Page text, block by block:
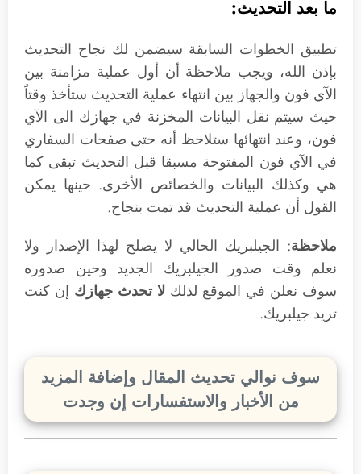
ما بعد التحديث:
تطبيق الخطوات السابقة سيضمن لك نجاح التحديث
بإذن الله، ويجب ملاحظة أن أول عملية مزامنة بين
الآي فون والجهاز بين انتهاء عملية التحديث ستأخذ وقتاً
حيث سيتم نقل البيانات المخزنة في جهازك الى الآي
فون، وعند انتهائها ستلاحظ أنه حتى صفحات السفاري
في الآي فون المفتوحة مسبقا قبل التحديث تبقى كما
هي وكذلك البيانات والخصائص الأخرى. حينها يمكن
القول أن عملية التحديث قد تمت بنجاح.
ملاحظة: الجيلبريك الحالي لا يصلح لهذا الإصدار ولا
نعلم وقت صدور الجيلبريك الجديد وحين صدوره
سوف نعلن في الموقع لذلك لا تحدث جهازك إن كنت
تريد جيلبريك.
سوف نوالي تحديث المقال وإضافة المزيد
من الأخبار والاستفسارات إن وجدت